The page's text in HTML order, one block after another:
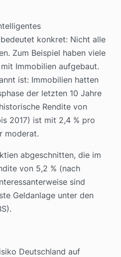
konkret: Nicht alle
Zum Beispiel haben viele
Immobilien aufgebaut.
ist: Immobilien hatten
der letzten 10 Jahre
Rendite von
2017) ist mit 2,4 % pro
moderat.
abgeschnitten, die im
von 5,2 % (nach
sind
Geldanlage unter den
Deutschland auf